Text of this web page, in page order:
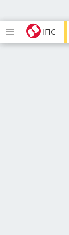
ІПС